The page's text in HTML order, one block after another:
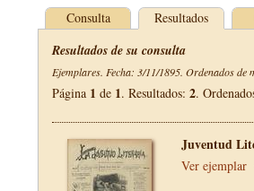
Consulta Resultados
Resultados de su consulta
Ejemplares. Fecha: 3/11/1895. Ordenados de
Página 1 de 1. Resultados: 2.
Juventud
Ver ejemplar